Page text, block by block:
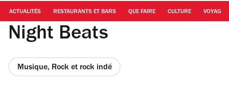
ACTUALITÉS RESTAURANTS ET BARS QUE FAIRE CULTURE VOYAGE
Night Beats
Musique, Rock et rock indé